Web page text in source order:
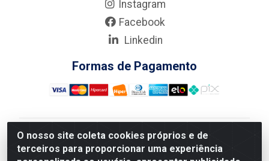
O nosso site coleta cookies próprios e de
terceiros para proporcionar uma experiência
Instagram
Facebook
Linkedin
Formas de Pagamento
Nova Boni Distribuidora de Material de Construção LTDA
- Rua Alice Tibiriçá, 330 - Vila Da Penha, Rio de